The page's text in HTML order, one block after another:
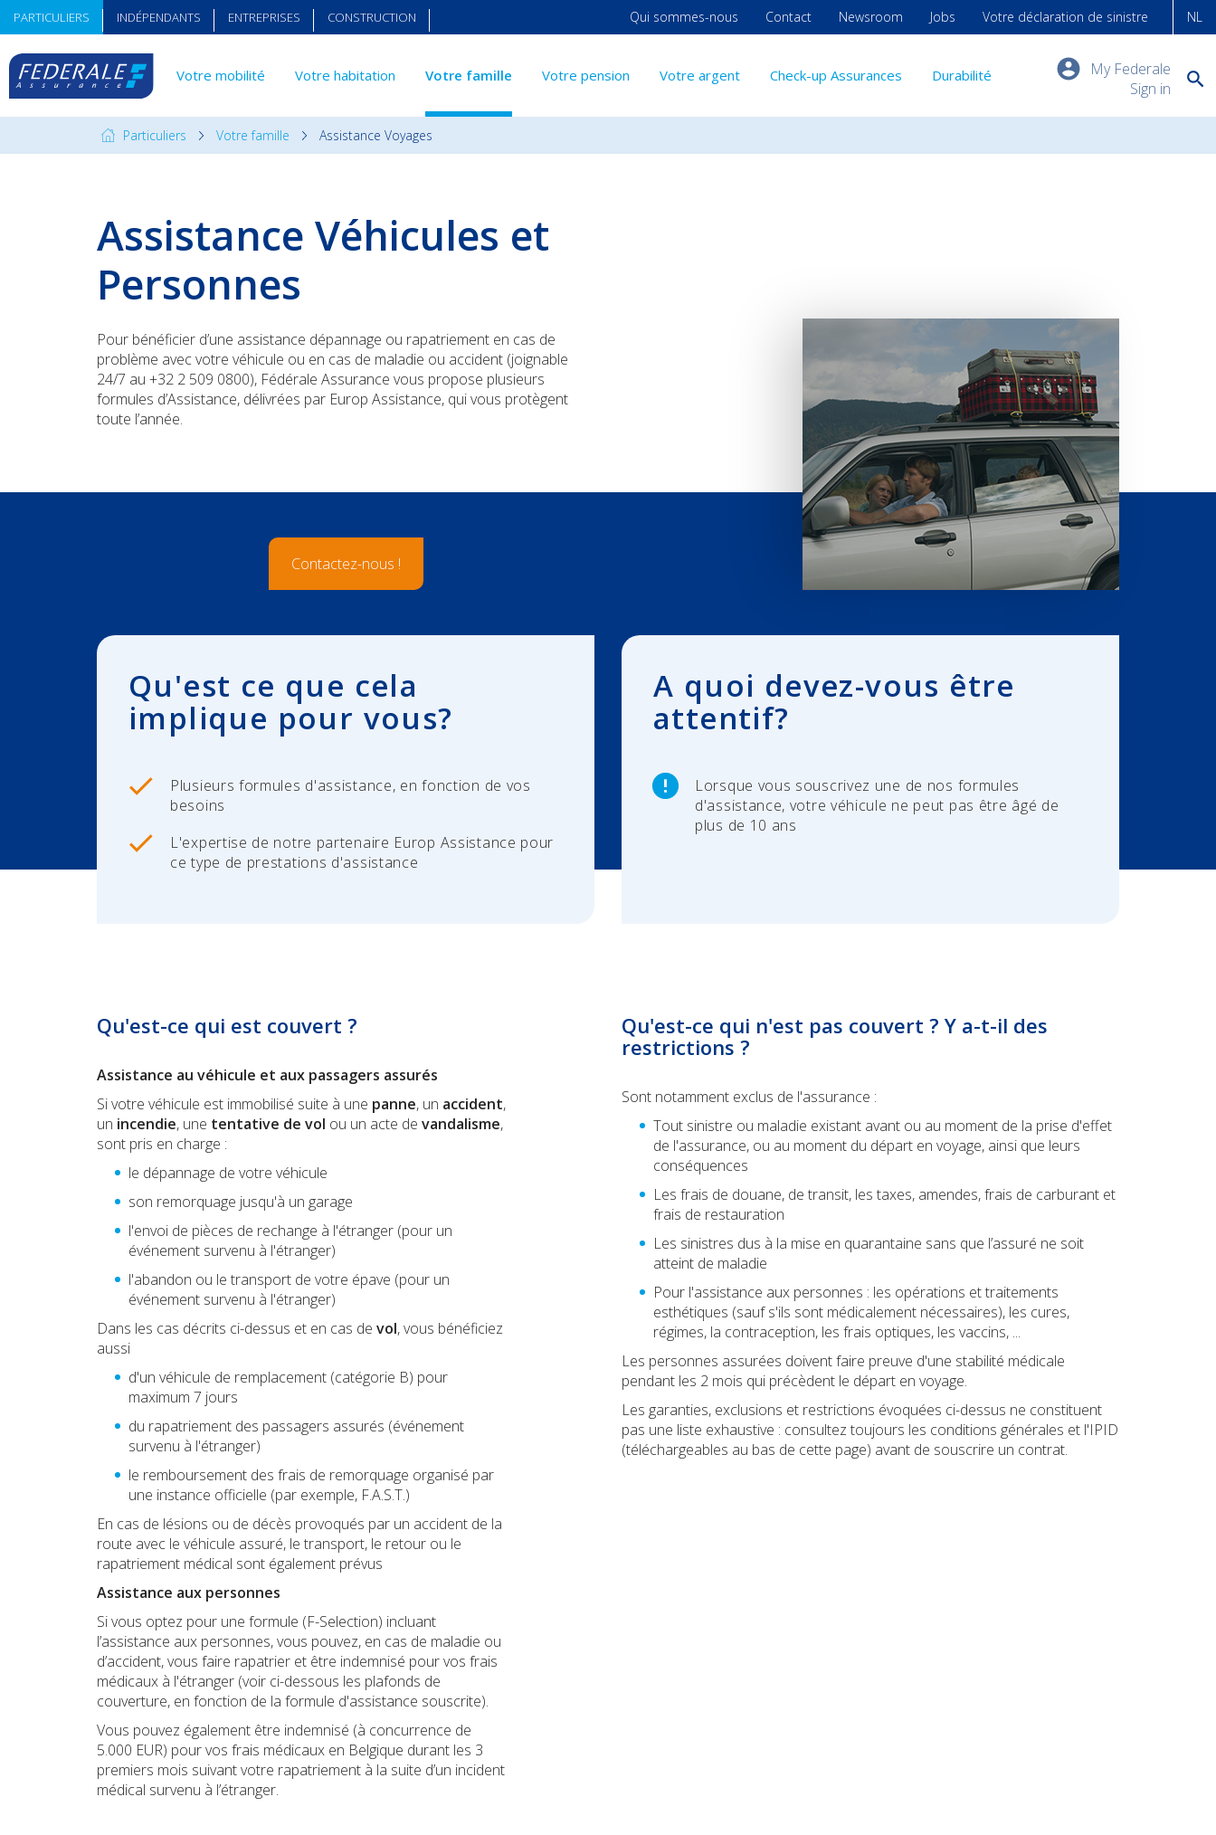
NL
My Federale
Sign in
PARTICULIERS
Votre mobilité Votre habitation Votre famille Votre pension Votre argent Check-up Assurances Durabilité
INDÉPENDANTS ENTREPRISES CONSTRUCTION Qui sommes-nous Contact Newsroom Jobs Votre déclaration de sinistre
Particuliers Votre famille Assistance Voyages
Assistance Véhicules et
Personnes
Pour bénéficier d’une assistance dépannage ou rapatriement en cas de
problème avec votre véhicule ou en cas de maladie ou accident (joignable
24/7 au +32 2 509 0800), Fédérale Assurance vous propose plusieurs
formules d’Assistance, délivrées par Europ Assistance, qui vous protègent
toute l’année.
Contactez-nous !
Qu'est ce que cela
implique pour vous?
Plusieurs formules d'assistance, en fonction de vos
besoins
L'expertise de notre partenaire Europ Assistance pour
ce type de prestations d'assistance
A quoi devez-vous être
attentif?
Lorsque vous souscrivez une de nos formules
d'assistance, votre véhicule ne peut pas être âgé de
plus de 10 ans
Qu'est-ce qui est couvert ?
Assistance au véhicule et aux passagers assurés
Si votre véhicule est immobilisé suite à une panne, un accident,
un incendie, une tentative de vol ou un acte de vandalisme,
sont pris en charge :
le dépannage de votre véhicule
son remorquage jusqu'à un garage
l'envoi de pièces de rechange à l'étranger (pour un
événement survenu à l'étranger)
l'abandon ou le transport de votre épave (pour un
événement survenu à l'étranger)
Dans les cas décrits ci-dessus et en cas de vol, vous bénéficiez
aussi
d'un véhicule de remplacement (catégorie B) pour
maximum 7 jours
du rapatriement des passagers assurés (événement
survenu à l'étranger)
le remboursement des frais de remorquage organisé par
une instance officielle (par exemple, F.A.S.T.)
En cas de lésions ou de décès provoqués par un accident de la
route avec le véhicule assuré, le transport, le retour ou le
rapatriement médical sont également prévus
Assistance aux personnes
Si vous optez pour une formule (F-Selection) incluant
l’assistance aux personnes, vous pouvez, en cas de maladie ou
d’accident, vous faire rapatrier et être indemnisé pour vos frais
médicaux à l'étranger (voir ci-dessous les plafonds de
couverture, en fonction de la formule d'assistance souscrite).
Vous pouvez également être indemnisé (à concurrence de
5.000 EUR) pour vos frais médicaux en Belgique durant les 3
premiers mois suivant votre rapatriement à la suite d’un incident
médical survenu à l’étranger.
Qu'est-ce qui n'est pas couvert ? Y a-t-il des
restrictions ?
Sont notamment exclus de l'assurance :
Tout sinistre ou maladie existant avant ou au moment de la prise d'effet
de l'assurance, ou au moment du départ en voyage, ainsi que leurs
conséquences
Les frais de douane, de transit, les taxes, amendes, frais de carburant et
frais de restauration
Les sinistres dus à la mise en quarantaine sans que l’assuré ne soit
atteint de maladie
Pour l'assistance aux personnes : les opérations et traitements
esthétiques (sauf s'ils sont médicalement nécessaires), les cures,
régimes, la contraception, les frais optiques, les vaccins, ...
Les personnes assurées doivent faire preuve d'une stabilité médicale
pendant les 2 mois qui précèdent le départ en voyage.
Les garanties, exclusions et restrictions évoquées ci-dessus ne constituent
pas une liste exhaustive : consultez toujours les conditions générales et l'IPID
(téléchargeables au bas de cette page) avant de souscrire un contrat.